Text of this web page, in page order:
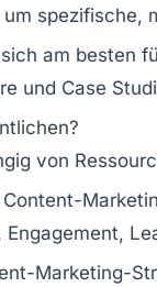
am besten
und Case
von
Marketing-